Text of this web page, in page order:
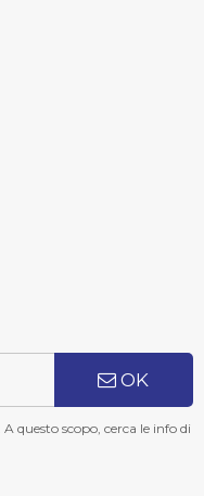
OK
questo scopo, cerca le info di